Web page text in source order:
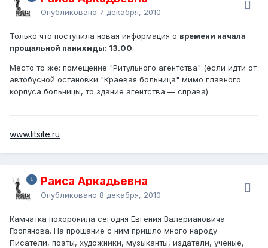
Опубликовано 7 декабря, 2010
Только что поступила новая информация о времени начала
прощальной панихиды: 13.00.
Место то же: помещение "Ритульного агентства" (если идти от
автобусной остановки "Краевая больница" мимо главного
корпуса больницы, то здание агентства — справа).
www.litsite.ru
Раиса Аркадьевна
Опубликовано 8 декабря, 2010
Камчатка похоронила сегодня Евгения Валериановича
Гропянова. На прощание с ним пришло много народу.
Писатели, поэты, художники, музыканты, издатели, учёные,